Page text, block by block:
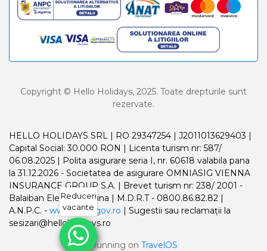
Copyright © Hello Holidays, 2025. Toate drepturile sunt
rezervate.
HELLO HOLIDAYS SRL | RO 29347254 | J2011013629403 |
Capital Social: 30.000 RON | Licenta turism nr: 587/
06.08.2025 | Polita asigurare seria I, nr. 60618 valabila pana
la 31.12.2026 - Societatea de asigurare OMNIASIG VIENNA
INSURANCE GROUP S.A. | Brevet turism nr: 238/ 2001 -
Balaiban Elena Madalina | M.D.R.T - 0800.86.82.82 |
A.N.P.C. - www.anpc.gov.ro | Sugestii sau reclamații la
sesizari@helloholidays.ro
Running on TravelOS
Reduceri
vacante